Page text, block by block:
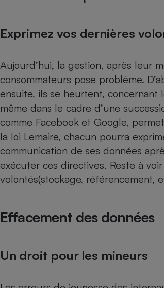
Exprimez vos dernières
Aujourd’hui, la gestion, après leur
consommateurs pose problème.
ensuite, ils se heurtent,
même dans le cadre d’une
comme Facebook et Google,
la loi Lemaire, chacun pourra
communication de ses données
exécuter ces directives. Reste à
volontés(stockage, référencement,
Effacement des données
Un droit pour les mineurs